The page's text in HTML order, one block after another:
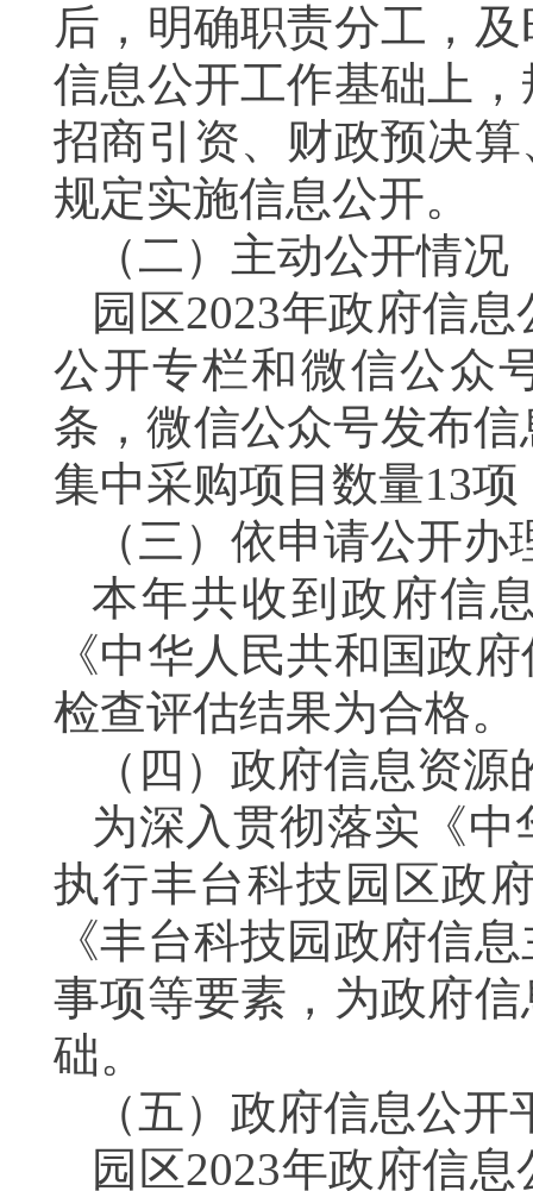
后，明确职责分工，
信息公开工作基础上
招商引资、财政预决
规定实施信息公开。
（二） 主动公开情况
园区2023年政府信息
公开专栏和微信公众
条，微信公众号发布信
集中采购项目数量13
（三） 依申请公开办
本年共收到政府信
《中华人民共和国政
检查评估结果为合格。
（四） 政府信息资源
为深入贯彻落实 《
执行丰台科技园区政
《丰台科技园政府信息
事项等要素，为政府
础。
（五） 政府信息公开
园区2023年政府信息